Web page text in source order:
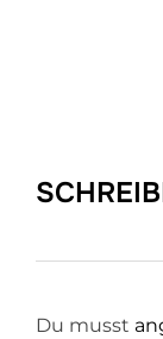
Du musst